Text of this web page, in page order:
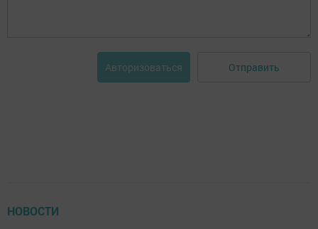
Авторизоваться Отправить
НОВОСТИ